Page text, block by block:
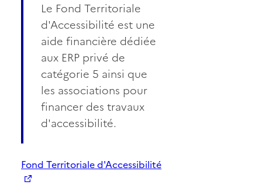
Le Fond Territoriale
d'Accessibilité est une
aide financière dédiée
aux ERP privé de
catégorie 5 ainsi que
les associations pour
financer des travaux
d'accessibilité.
Fond Territoriale d'Accessibilité